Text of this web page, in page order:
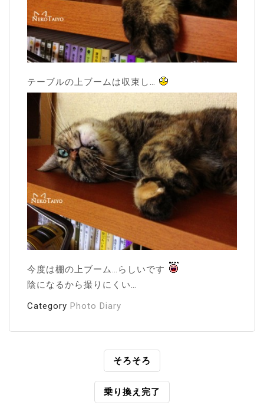
テーブルの上ブームは収束し…
今度は棚の上ブーム…らしいです
陰になるから撮りにくい…
Category Photo Diary
そろそろ
乗り換え完了